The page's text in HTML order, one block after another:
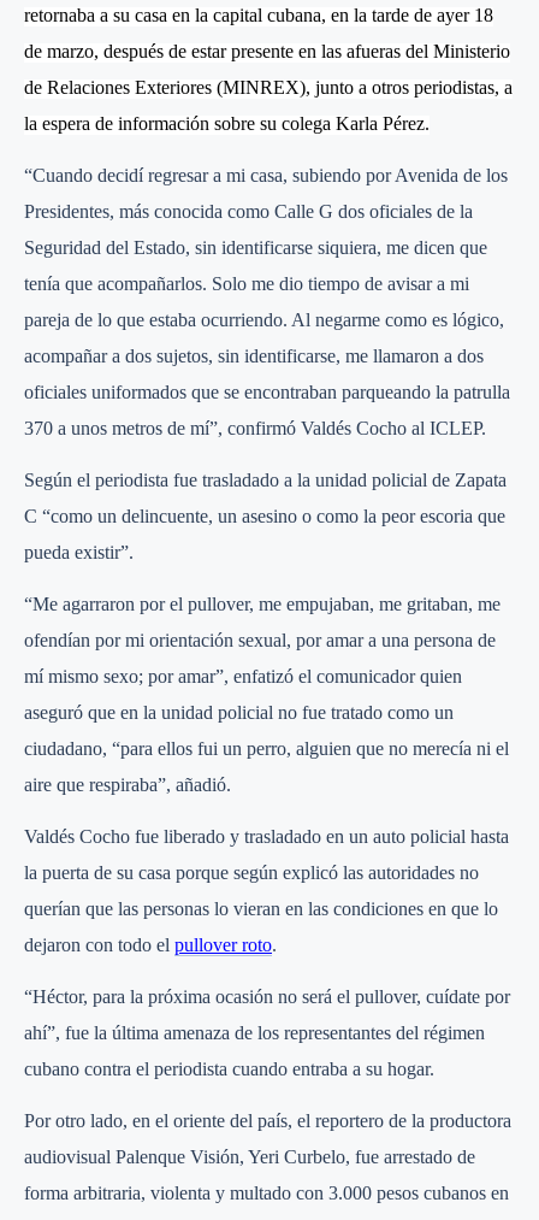
retornaba a su casa en la capital cubana, en la tarde de ayer 18
de marzo, después de estar presente en las afueras del Ministerio
de Relaciones Exteriores (MINREX), junto a otros periodistas, a
la espera de información sobre su colega Karla Pérez.
“Cuando decidí regresar a mi casa, subiendo por Avenida de los
Presidentes, más conocida como Calle G dos oficiales de la
Seguridad del Estado, sin identificarse siquiera, me dicen que
tenía que acompañarlos. Solo me dio tiempo de avisar a mi
pareja de lo que estaba ocurriendo. Al negarme como es lógico,
acompañar a dos sujetos, sin identificarse, me llamaron a dos
oficiales uniformados que se encontraban parqueando la patrulla
370 a unos metros de mí”, confirmó Valdés Cocho al ICLEP.
Según el periodista fue trasladado a la unidad policial de Zapata
C “como un delincuente, un asesino o como la peor escoria que
pueda existir”.
“Me agarraron por el pullover, me empujaban, me gritaban, me
ofendían por mi orientación sexual, por amar a una persona de
mí mismo sexo; por amar”, enfatizó el comunicador quien
aseguró que en la unidad policial no fue tratado como un
ciudadano, “para ellos fui un perro, alguien que no merecía ni el
aire que respiraba”, añadió.
Valdés Cocho fue liberado y trasladado en un auto policial hasta
la puerta de su casa porque según explicó las autoridades no
querían que las personas lo vieran en las condiciones en que lo
dejaron con todo el pullover roto.
“Héctor, para la próxima ocasión no será el pullover, cuídate por
ahí”, fue la última amenaza de los representantes del régimen
cubano contra el periodista cuando entraba a su hogar.
Por otro lado, en el oriente del país, el reportero de la productora
audiovisual Palenque Visión, Yeri Curbelo, fue arrestado de
forma arbitraria, violenta y multado con 3.000 pesos cubanos en